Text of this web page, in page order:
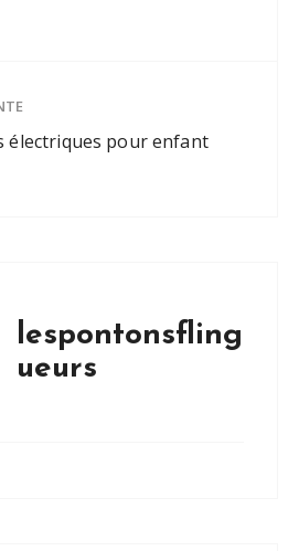
électriques pour enfant
lespontonsfling
ueurs